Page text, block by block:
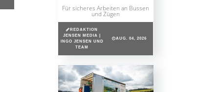
Für sicheres Arbeiten an Bussen
und Zügen
REDAKTION
JENSEN MEDIA |
INGO JENSEN UND
TEAM
AUG. 04, 2026